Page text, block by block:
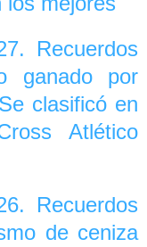
Recuerdos
ganado por
clasificó en
Atlético
Recuerdos
de ceniza